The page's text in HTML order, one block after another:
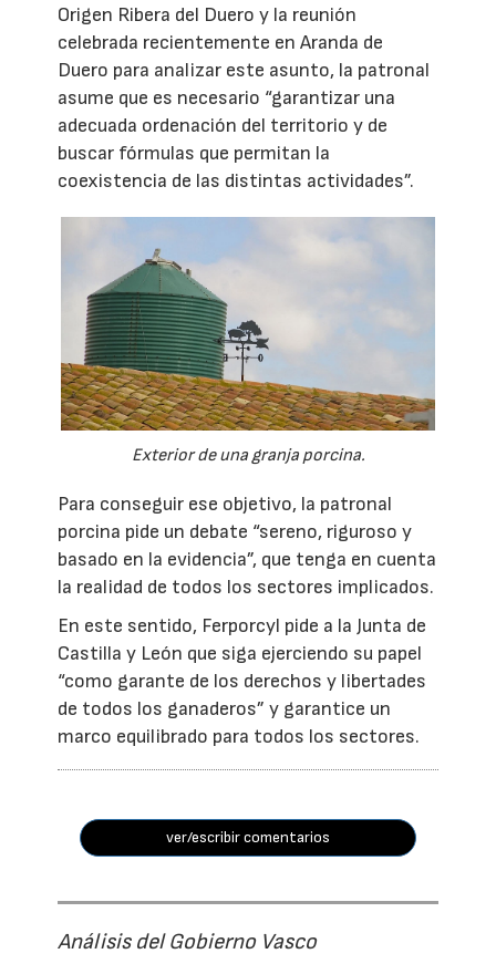
Origen Ribera del Duero y la reunión
celebrada recientemente en Aranda de
Duero para analizar este asunto, la patronal
asume que es necesario “garantizar una
adecuada ordenación del territorio y de
buscar fórmulas que permitan la
coexistencia de las distintas actividades”.
Exterior de una granja porcina.
Para conseguir ese objetivo, la patronal
porcina pide un debate “sereno, riguroso y
basado en la evidencia”, que tenga en cuenta
la realidad de todos los sectores implicados.
En este sentido, Ferporcyl pide a la Junta de
Castilla y León que siga ejerciendo su papel
“como garante de los derechos y libertades
de todos los ganaderos” y garantice un
marco equilibrado para todos los sectores.
ver/escribir comentarios
Análisis del Gobierno Vasco